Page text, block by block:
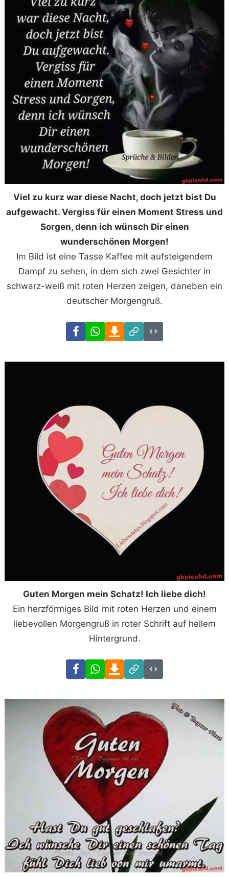
Viel zu kurz war diese Nacht, doch jetzt bist Du
aufgewacht. Vergiss für einen Moment Stress und
Sorgen, denn ich wünsch Dir einen
wunderschönen Morgen!
Im Bild ist eine Tasse Kaffee mit aufsteigendem
Dampf zu sehen, in dem sich zwei Gesichter in
schwarz-weiß mit roten Herzen zeigen, daneben ein
deutscher Morgengruß.
FacebookWhatsAppDownload
Link
Code
Guten Morgen mein Schatz! Ich liebe dich!
Ein herzförmiges Bild mit roten Herzen und einem
liebevollen Morgengruß in roter Schrift auf hellem
Hintergrund.
FacebookWhatsAppDownload
Link
Code